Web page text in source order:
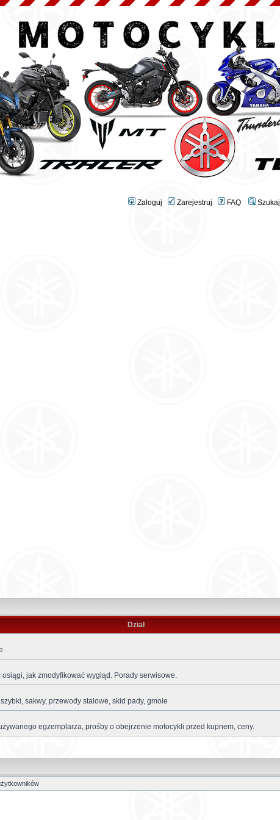
Zaloguj Zarejestruj FAQ Szukaj
Dział
jak zmodyfikować wygląd. Porady serwisowe.
sakwy, przewody stalowe, skid pady, gmole
egzemplarza, prośby o obejrzenie motocykli przed kupnem, ceny.